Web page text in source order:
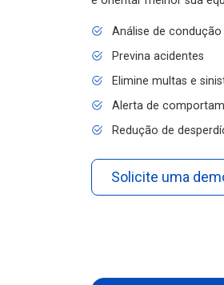
Análise de condução
Previna acidentes
Elimine multas e
Alerta de
Redução de
Solicite uma